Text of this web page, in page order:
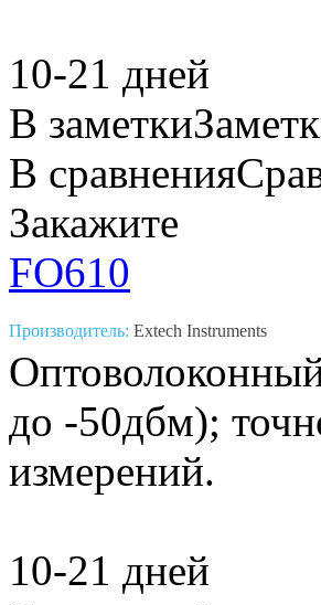
10-21 дней
В заметки
В сравнения
Закажите
FO610
Производитель: Extech Instruments
до -50дбм);
измерений.
10-21 дней